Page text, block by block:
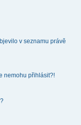
v seznamu právě
nemohu přihlásit?!